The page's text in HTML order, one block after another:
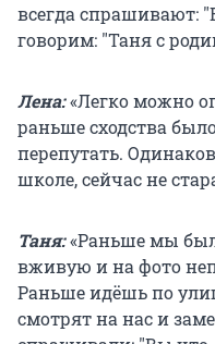
всегда спрашивают:
говорим: "Таня с
Лена:«Легко можно
раньше сходства
перепутать.
школе, сейчас не
Таня:«Раньше мы
вживую и на фото
Раньше идёшь по
смотрят на нас и